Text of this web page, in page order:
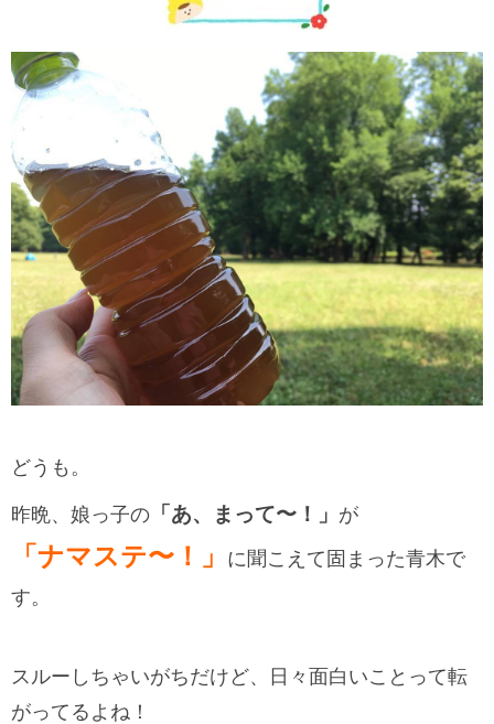
どうも。
昨晩、娘っ子の 「あ、まって〜！」 が
「ナマステ〜！」
に聞こえて固まった青木で
す。
スルーしちゃいがちだけど、日々面白いことって転
がってるよね！